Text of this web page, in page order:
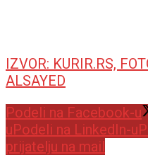
IZVOR: KURIR.RS,
ALSAYED
Podeli na Facebook-u
uPodeli na LinkedIn-u
prijatelju na mail